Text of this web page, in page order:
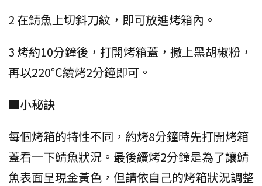
2 在鯖魚上切斜刀紋，即可放進烤箱內。
3 烤約10分鐘後，打開烤箱蓋，撒上黑胡椒粉，
再以220℃續烤2分鐘即可。
■小秘訣
每個烤箱的特性不同，約烤8分鐘時先打開烤箱
蓋看一下鯖魚狀況。最後續烤2分鐘是為了讓鯖
魚表面呈現金黃色，但請依自己的烤箱狀況調整